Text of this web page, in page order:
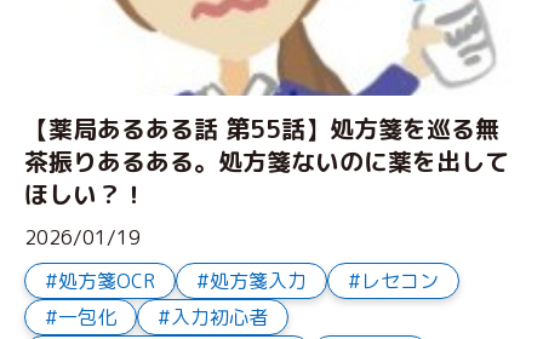
【薬局あるある話 第55話】処方箋を巡る無
茶振りあるある。処方箋ないのに薬を出して
ほしい？！
2026/01/19
処方箋OCR
処方箋入力
レセコン
一包化
入力初心者